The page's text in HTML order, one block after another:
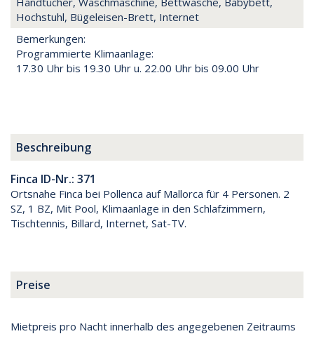
Hochstuhl, Bügeleisen-Brett, Internet
Bemerkungen:
Programmierte Klimaanlage:
17.30 Uhr bis 19.30 Uhr u. 22.00 Uhr bis 09.00 Uhr
Beschreibung
Finca ID-Nr.: 371
Ortsnahe Finca bei Pollenca auf Mallorca für 4 Personen. 2
SZ, 1 BZ, Mit Pool, Klimaanlage in den Schlafzimmern,
Tischtennis, Billard, Internet, Sat-TV.
Preise
Mietpreis pro Nacht innerhalb des angegebenen Zeitraums